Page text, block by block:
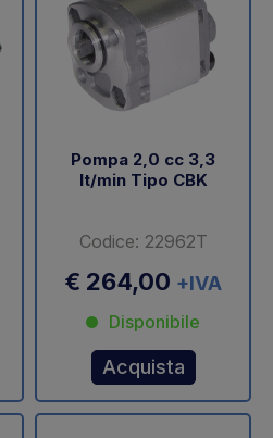
Pompa 2,0 cc 3,3
lt/min Tipo CBK
Codice: 22962T
€ 264,00 +IVA
Disponibile
Acquista